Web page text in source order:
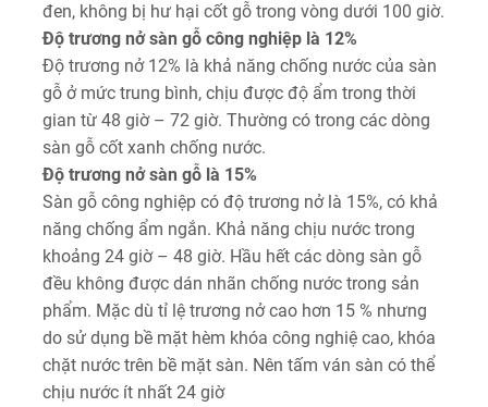
đen, không bị hư hại cốt gỗ trong vòng dưới 100 giờ.
Độ trương nở sàn gỗ công nghiệp là 12%
Độ trương nở 12% là khả năng chống nước của sàn
gỗ ở mức trung bình, chịu được độ ẩm trong thời
gian từ 48 giờ – 72 giờ. Thường có trong các dòng
sàn gỗ cốt xanh chống nước.
Độ trương nở sàn gỗ là 15%
Sàn gỗ công nghiệp có độ trương nở là 15%, có khả
năng chống ẩm ngắn. Khả năng chịu nước trong
khoảng 24 giờ – 48 giờ. Hầu hết các dòng sàn gỗ
đều không được dán nhãn chống nước trong sản
phẩm. Mặc dù tỉ lệ trương nở cao hơn 15 % nhưng
do sử dụng bề mặt hèm khóa công nghiệ cao, khóa
chặt nước trên bề mặt sàn. Nên tấm ván sàn có thể
chịu nước ít nhất 24 giờ